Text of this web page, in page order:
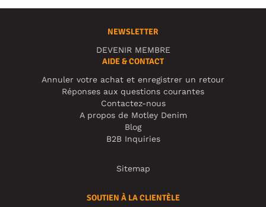
NEWSLETTER
DEVENIR MEMBRE
AIDE & CONTACT
Annuler votre achat et enregistrer un retour
Réponses aux questions courantes
Contactez-nous
A propos de Motley Denim
Blog
B2B Inquiries
Sitemap
SOUTIEN À LA CLIENTÈLE